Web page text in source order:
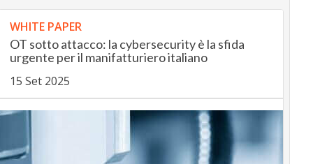
WHITE PAPER
OT sotto attacco: la cybersecurity è la sfida
urgente per il manifatturiero italiano
15 Set 2025